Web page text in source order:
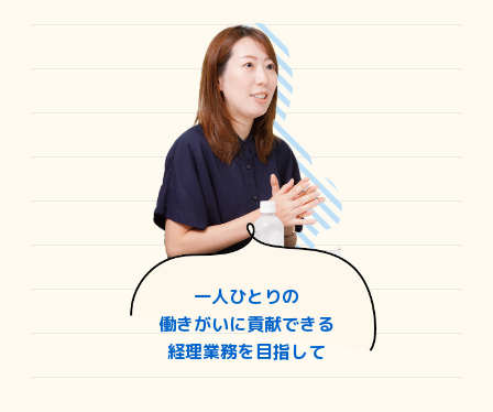
一人ひとりの
働きがいに貢献できる
経理業務を目指して